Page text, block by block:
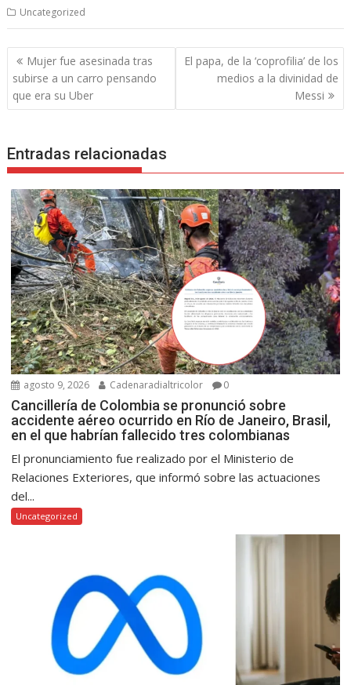
Uncategorized
Navegación
de
entradas
Mujer fue asesinada tras
subirse a un carro pensando
que era su Uber
El papa, de la ‘coprofilia’ de los
medios a la divinidad de
Messi
Entradas relacionadas
agosto 9, 2026 Cadenaradialtricolor 0
Cancillería de Colombia se pronunció sobre
accidente aéreo ocurrido en Río de Janeiro, Brasil,
en el que habrían fallecido tres colombianas
El pronunciamiento fue realizado por el Ministerio de
Relaciones Exteriores, que informó sobre las actuaciones
del...
Uncategorized